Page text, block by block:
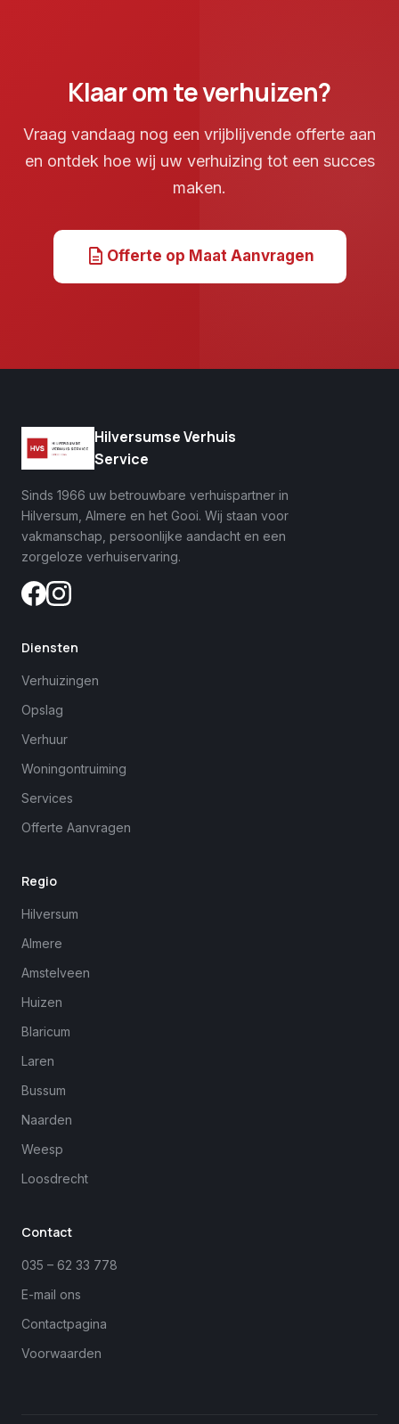
Klaar om te verhuizen?
Vraag vandaag nog een vrijblijvende offerte aan
en ontdek hoe wij uw verhuizing tot een succes
maken.
description Offerte op Maat Aanvragen
Hilversumse Verhuis
Service
Sinds 1966 uw betrouwbare verhuispartner in
Hilversum, Almere en het Gooi. Wij staan voor
vakmanschap, persoonlijke aandacht en een
zorgeloze verhuiservaring.
Diensten
Verhuizingen
Opslag
Verhuur
Woningontruiming
Services
Offerte Aanvragen
Regio
Hilversum
Almere
Amstelveen
Huizen
Blaricum
Laren
Bussum
Naarden
Weesp
Loosdrecht
Contact
035 – 62 33 778
E-mail ons
Contactpagina
Voorwaarden
Margreet